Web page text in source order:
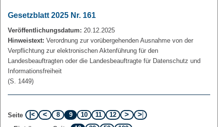
Gesetzblatt 2025 Nr. 161
Veröffentlichungsdatum: 20.12.2025
Hinweistext: Verordnung zur vorübergehenden Ausnahme von der
Verpflichtung zur elektronischen Aktenführung für den
Landesbeauftragten oder die Landesbeauftragte für Datenschutz und
Informationsfreiheit
(S. 1449)
Seite 8 9 10 11
12